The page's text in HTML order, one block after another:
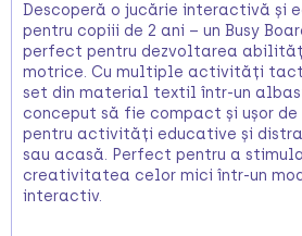
Descoperă o jucărie interactivă și
pentru copiii de 2 ani – un Busy
perfect pentru dezvoltarea
motrice. Cu multiple activități
set din material textil într-un
conceput să fie compact și ușor
pentru activități educative și
sau acasă. Perfect pentru a
creativitatea celor mici într-un
interactiv.